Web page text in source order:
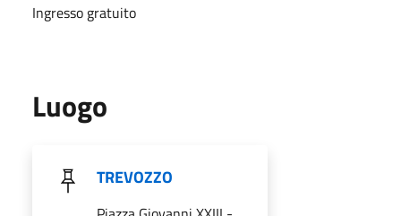
Ingresso gratuito
Luogo
TREVOZZO